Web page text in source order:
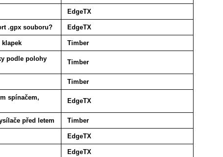
EdgeTX
.gpx souboru? EdgeTX
klapek Timber
podle polohy
Timber
Timber
spínačem,
EdgeTX
před letem Timber
EdgeTX
EdgeTX